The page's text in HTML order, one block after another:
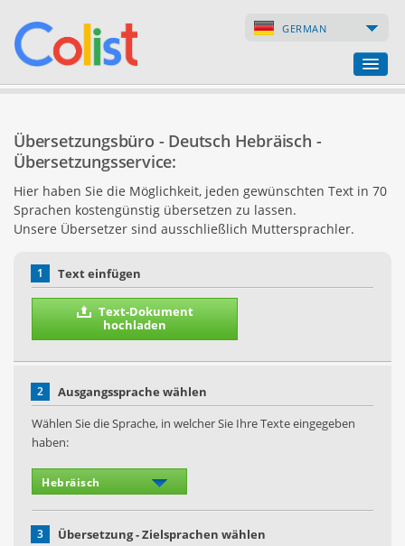
GERMAN
Firmenverzeichnis
Webseiten
Internet-Shops
Übersetzungsbüro - Deutsch Hebräisch -
Übersetzungsservice:
Hier haben Sie die Möglichkeit, jeden gewünschten Text in 70
Sprachen kostengünstig übersetzen zu lassen.
Unsere Übersetzer sind ausschließlich Muttersprachler.
1 Text einfügen
Text-Dokument
hochladen
2
Ausgangssprache wählen
Wählen Sie die Sprache, in welcher Sie Ihre Texte eingegeben
haben:
3
Übersetzung - Zielsprachen wählen